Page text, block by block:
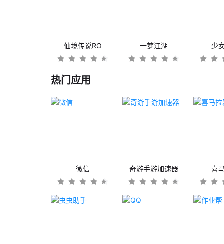
仙境传说RO 一梦江湖 少
热门应用
微信 奇游手游加速器 喜